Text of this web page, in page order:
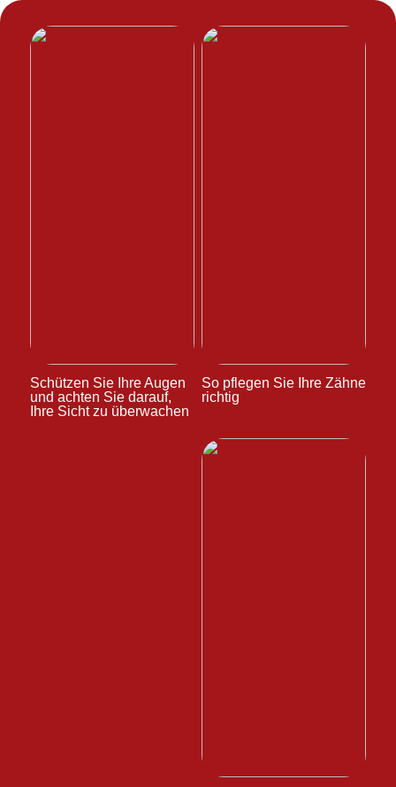
Schützen Sie Ihre Augen
und achten Sie darauf,
Ihre Sicht zu überwachen
So pflegen Sie Ihre Zähne
richtig